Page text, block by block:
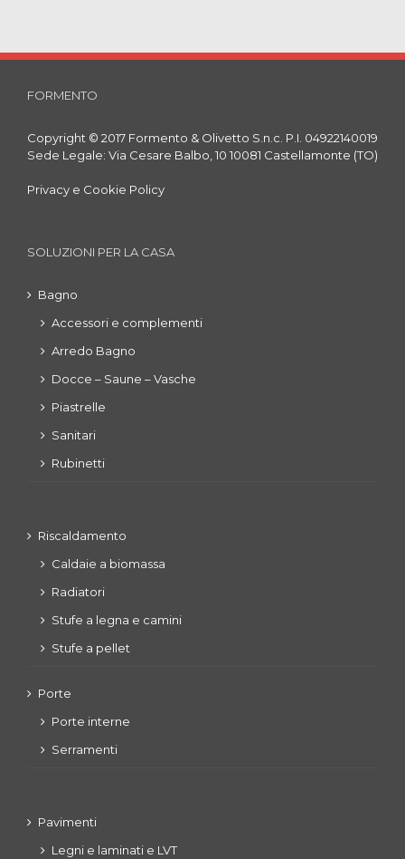
FORMENTO
Copyright © 2017 Formento & Olivetto S.n.c. P.I. 04922140019
Sede Legale: Via Cesare Balbo, 10 10081 Castellamonte (TO)
Privacy e Cookie Policy
SOLUZIONI PER LA CASA
Bagno
Accessori e complementi
Arredo Bagno
Docce – Saune – Vasche
Piastrelle
Sanitari
Rubinetti
Riscaldamento
Caldaie a biomassa
Radiatori
Stufe a legna e camini
Stufe a pellet
Porte
Porte interne
Serramenti
Pavimenti
Legni e laminati e LVT